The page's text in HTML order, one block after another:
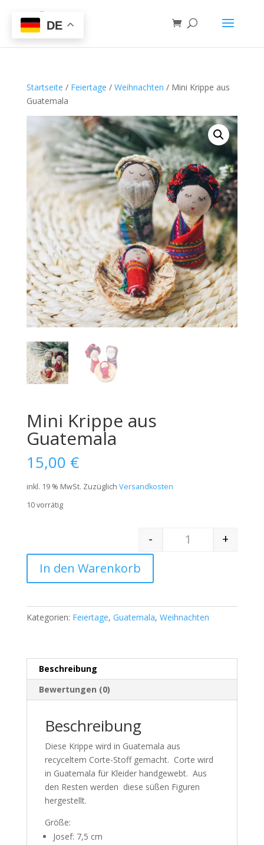
Startseite / Feiertage / Weihnachten / Mini Krippe aus
Guatemala
Mini Krippe aus
Guatemala
15,00 €
inkl. 19 % MwSt. Zuzüglich Versandkosten
10 vorrätig
Quantity
-
+
In den Warenkorb
Kategorien: Feiertage, Guatemala, Weihnachten
Beschreibung
Bewertungen (0)
Beschreibung
Diese Krippe wird in Guatemala aus
recyceltem Corte-Stoff gemacht. Corte wird
in Guatemala für Kleider handgewebt. Aus
den Resten werden diese süßen Figuren
hergestellt.
Größe:
Josef: 7,5 cm
DE